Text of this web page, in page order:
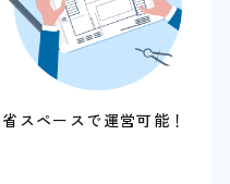
省スペースで運営可能！